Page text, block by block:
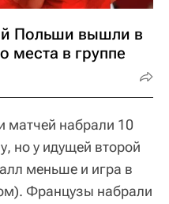
Польши вышли в
места в группе
матчей набрали 10
но у идущей второй
меньше и игра в
Французы набрали